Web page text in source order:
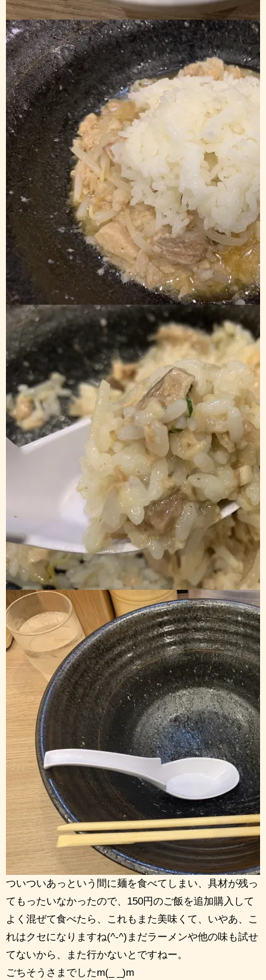
ついついあっという間に麺を食べてしまい、具材が残っ
てもったいなかったので、150円のご飯を追加購入して
よく混ぜて食べたら、これもまた美味くて、いやあ、こ
れはクセになりますね(^-^)まだラーメンや他の味も試せ
てないから、また行かないとですねー。
ごちそうさまでしたm(_ _)m